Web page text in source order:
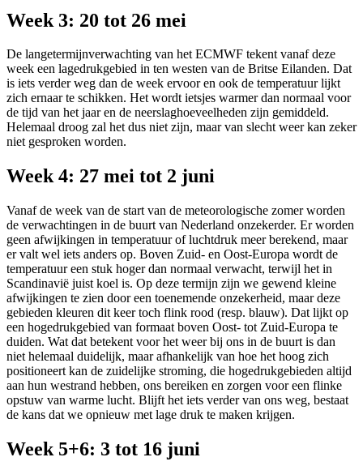
Week 3: 20 tot 26 mei
De langetermijnverwachting van het ECMWF tekent vanaf deze
week een lagedrukgebied in ten westen van de Britse Eilanden. Dat
is iets verder weg dan de week ervoor en ook de temperatuur lijkt
zich ernaar te schikken. Het wordt ietsjes warmer dan normaal voor
de tijd van het jaar en de neerslaghoeveelheden zijn gemiddeld.
Helemaal droog zal het dus niet zijn, maar van slecht weer kan zeker
niet gesproken worden.
Week 4: 27 mei tot 2 juni
Vanaf de week van de start van de meteorologische zomer worden
de verwachtingen in de buurt van Nederland onzekerder. Er worden
geen afwijkingen in temperatuur of luchtdruk meer berekend, maar
er valt wel iets anders op. Boven Zuid- en Oost-Europa wordt de
temperatuur een stuk hoger dan normaal verwacht, terwijl het in
Scandinavië juist koel is. Op deze termijn zijn we gewend kleine
afwijkingen te zien door een toenemende onzekerheid, maar deze
gebieden kleuren dit keer toch flink rood (resp. blauw). Dat lijkt op
een hogedrukgebied van formaat boven Oost- tot Zuid-Europa te
duiden. Wat dat betekent voor het weer bij ons in de buurt is dan
niet helemaal duidelijk, maar afhankelijk van hoe het hoog zich
positioneert kan de zuidelijke stroming, die hogedrukgebieden altijd
aan hun westrand hebben, ons bereiken en zorgen voor een flinke
opstuw van warme lucht. Blijft het iets verder van ons weg, bestaat
de kans dat we opnieuw met lage druk te maken krijgen.
Week 5+6: 3 tot 16 juni